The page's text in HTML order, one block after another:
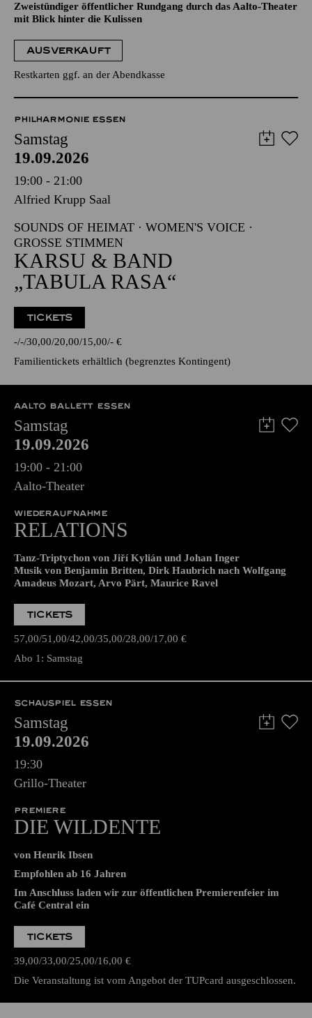
Zweistündiger öffentlicher Rundgang durch das Aalto-Theater
mit Blick hinter die Kulissen
AUSVERKAUFT
Restkarten ggf. an der Abendkasse
PHILHARMONIE ESSEN
Samstag
19.09.2026
19:00 - 21:00
Alfried Krupp Saal
SOUNDS OF HEIMAT · WOMEN'S VOICE ·
GROSSE STIMMEN
KARSU & BAND
„TABULA RASA“
TICKETS
- - 30,00 20,00 15,00 - €
Familientickets erhältlich (begrenztes Kontingent)
AALTO BALLETT ESSEN
Samstag
19.09.2026
19:00 - 21:00
Aalto-Theater
WIEDERAUFNAHME
RELATIONS
Tanz-Triptychon von Jiří Kylián und Johan Inger
Musik von Benjamin Britten, Dirk Haubrich nach Wolfgang
Amadeus Mozart, Arvo Pärt, Maurice Ravel
TICKETS
57,00 51,00 42,00 35,00 28,00 17,00 €
Abo 1: Samstag
SCHAUSPIEL ESSEN
Samstag
19.09.2026
19:30
Grillo-Theater
PREMIERE
DIE WILDENTE
von Henrik Ibsen
Empfohlen ab 16 Jahren
Im Anschluss laden wir zur öffentlichen Premierenfeier im
Café Central ein
TICKETS
39,00 33,00 25,00 16,00 €
Die Veranstaltung ist vom Angebot der TUPcard ausgeschlossen.